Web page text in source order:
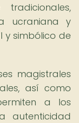
ucraniana y
y simbólico de
magistrales
así como
a los
autenticidad